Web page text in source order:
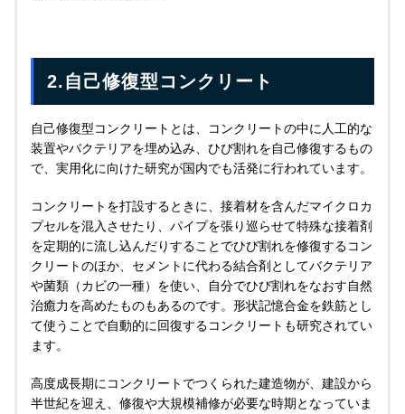
2.自己修復型コンクリート
自己修復型コンクリートとは、コンクリートの中に人工的な
装置やバクテリアを埋め込み、ひび割れを自己修復するもの
で、実用化に向けた研究が国内でも活発に行われています。
コンクリートを打設するときに、接着材を含んだマイクロカ
プセルを混入させたり、パイプを張り巡らせて特殊な接着剤
を定期的に流し込んだりすることでひび割れを修復するコン
クリートのほか、セメントに代わる結合剤としてバクテリア
や菌類（カビの一種）を使い、自分でひび割れをなおす自然
治癒力を高めたものもあるのです。形状記憶合金を鉄筋とし
て使うことで自動的に回復するコンクリートも研究されてい
ます。
高度成長期にコンクリートでつくられた建造物が、建設から
半世紀を迎え、修復や大規模補修が必要な時期となっていま